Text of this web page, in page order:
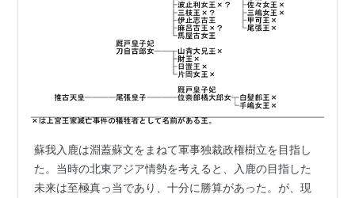
蘇我入鹿は淵蓋蘇文をまねて軍事独裁政権樹立を目指し
た。当時の北東アジア情勢を考えると、入鹿の目指した
未来は至極真っ当であり、十分に勝算があった。が、現